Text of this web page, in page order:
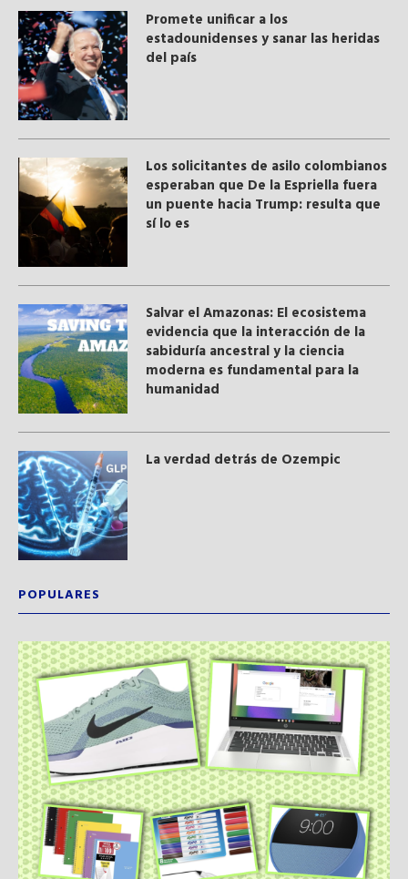
Promete unificar a los
estadounidenses y sanar las heridas
del país
Los solicitantes de asilo colombianos
esperaban que De la Espriella fuera
un puente hacia Trump: resulta que
sí lo es
Salvar el Amazonas: El ecosistema
evidencia que la interacción de la
sabiduría ancestral y ​la ciencia
moderna​ es fundamental para la
humanidad
La verdad detrás de Ozempic
POPULARES